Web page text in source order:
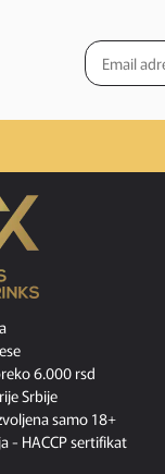
6.000 rsd
Srbije
samo 18+
- HACCP sertifikat